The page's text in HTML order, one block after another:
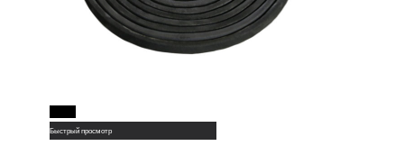
Быстрый просмотр